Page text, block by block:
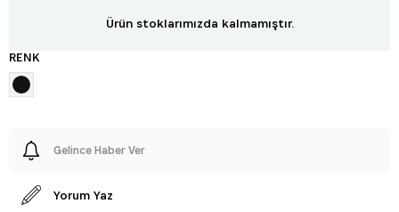
Ürün stoklarımızda kalmamıştır.
RENK
Gelince Haber Ver
Yorum Yaz